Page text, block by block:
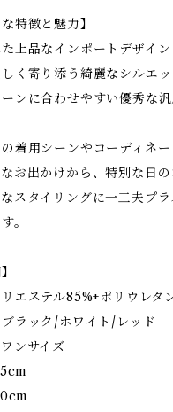
特徴と魅力】
た上品なインポートデザイン
しく寄り添う綺麗なシルエッ
ーンに合わせやすい優秀な
の着用シーンやコーディネー
なお出かけから、特別な日
なスタイリングに一工夫プ
。
リエステル85%+ポリウレタ
ブラック/ホワイト/レッド
ンサイズ